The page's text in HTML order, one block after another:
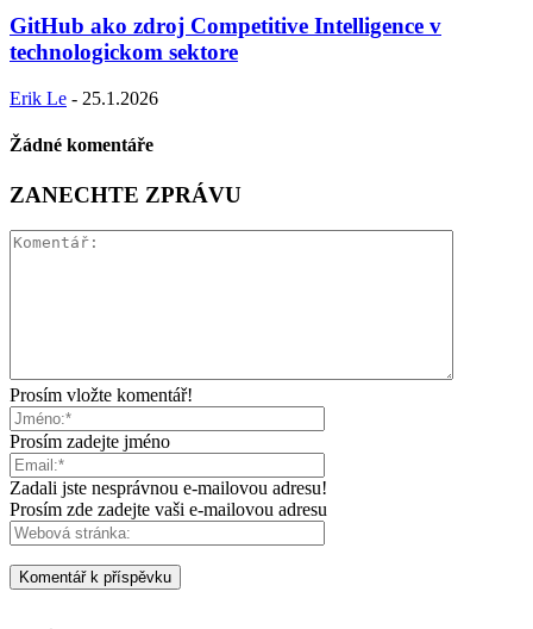
GitHub ako zdroj Competitive Intelligence v
technologickom sektore
Erik Le - 25.1.2026
Žádné komentáře
ZANECHTE ZPRÁVU
Prosím vložte komentář!
Prosím zadejte jméno
Zadali jste nesprávnou e-mailovou adresu!
Prosím zde zadejte vaši e-mailovou adresu